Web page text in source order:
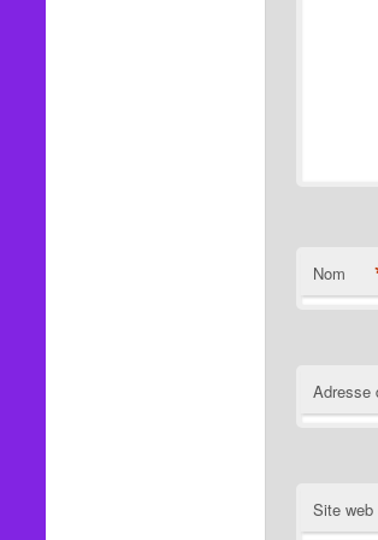
Nom
Adresse
Site web